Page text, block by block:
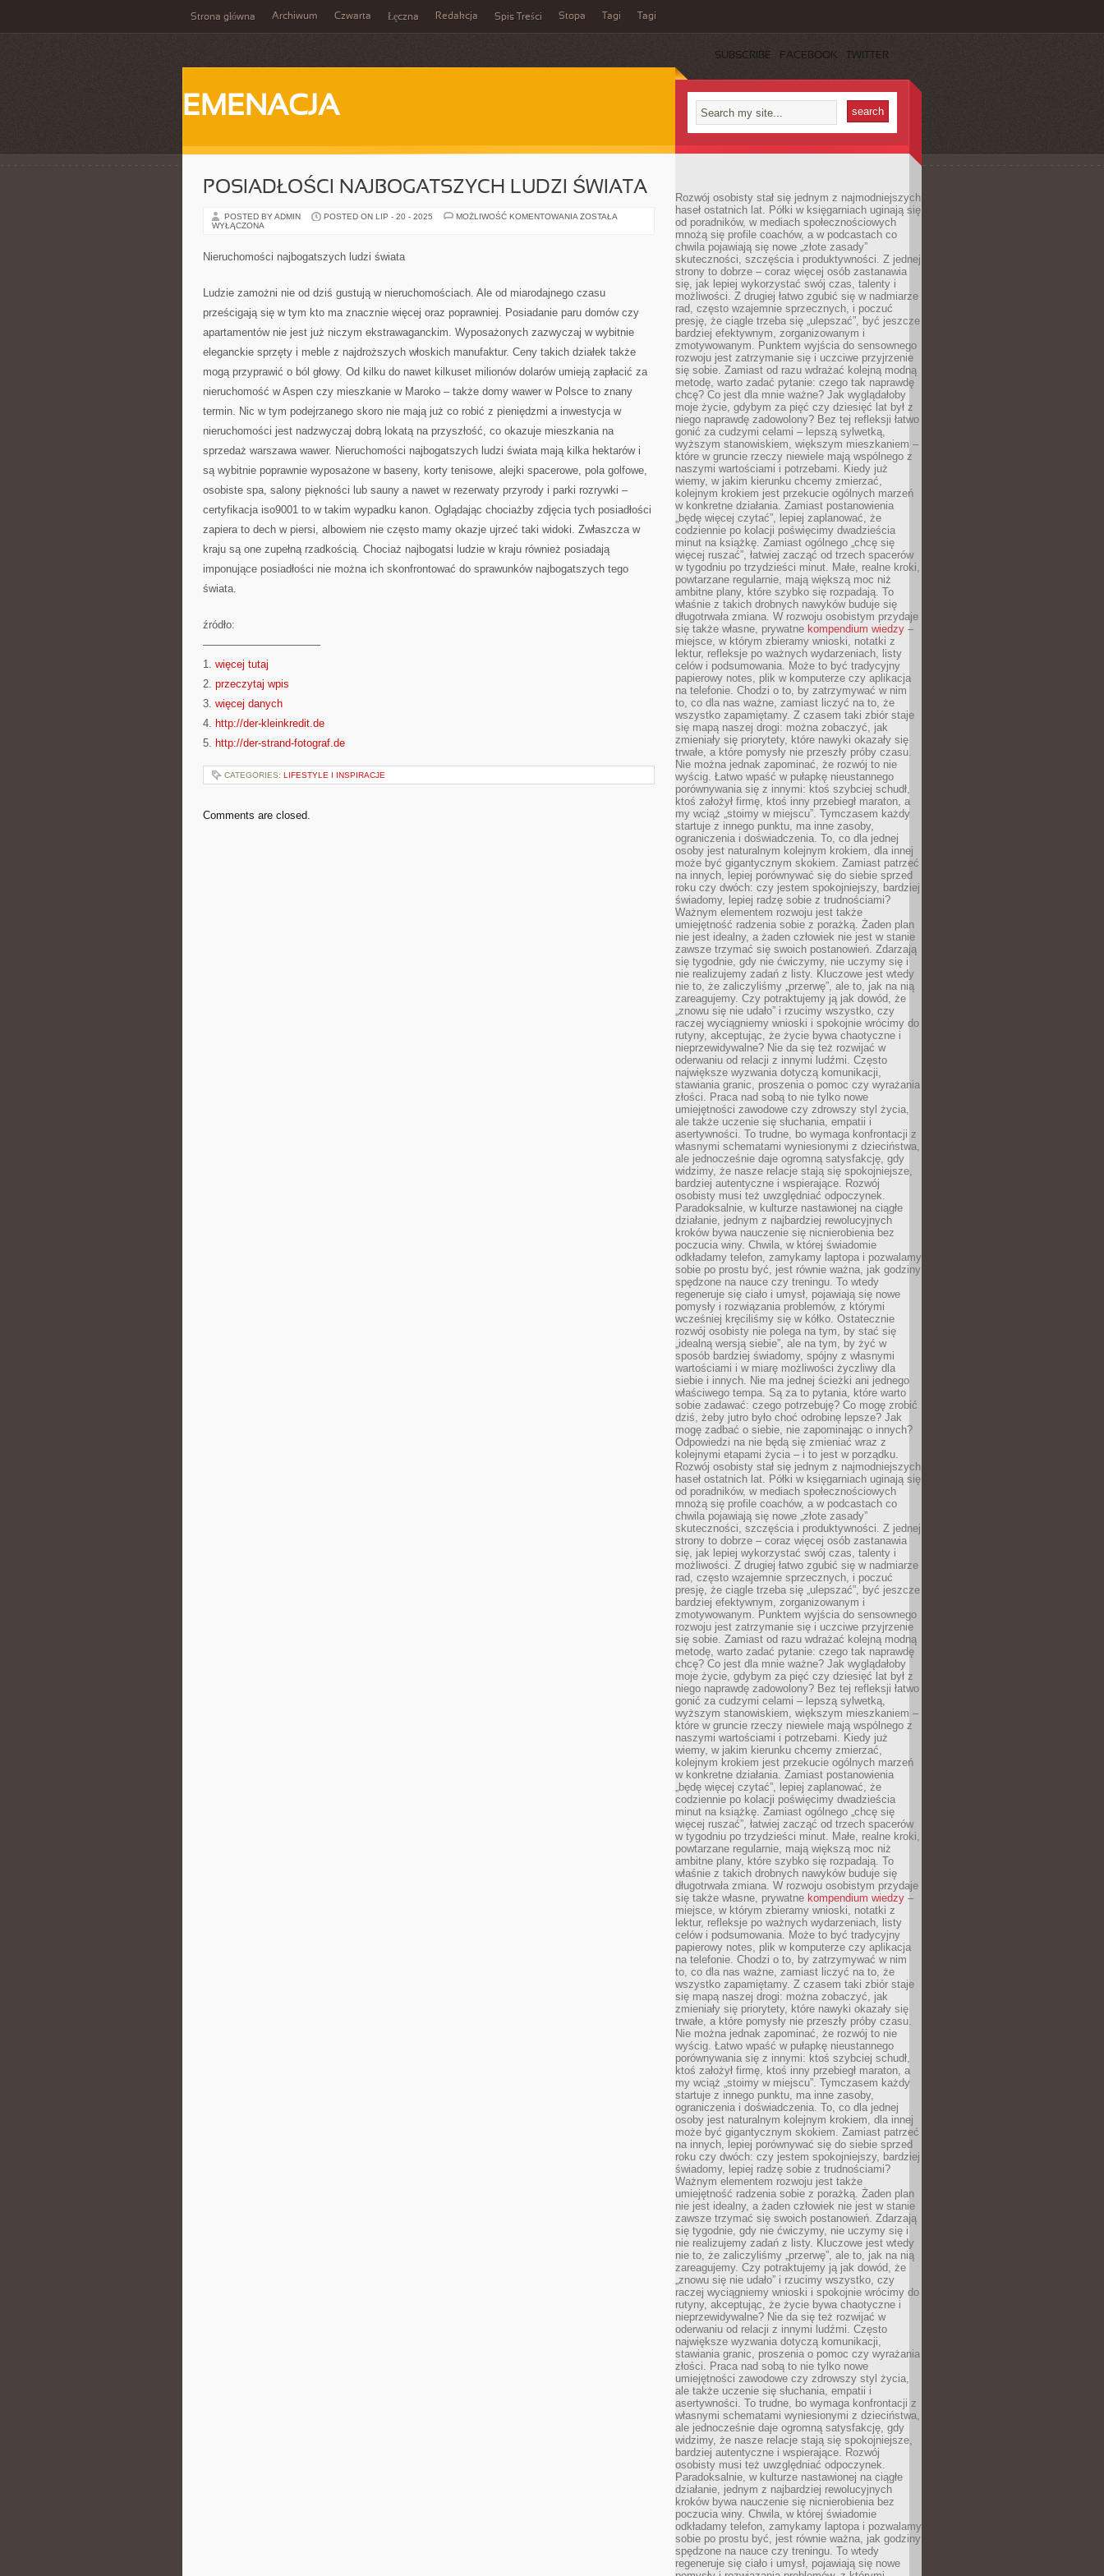
Strona główna Archiwum Czwarta Łęczna Redakcja Spis Treści Stopa Tagi Tagi
SUBSCRIBE FACEBOOK TWITTER
EMENACJA
POSIADŁOŚCI NAJBOGATSZYCH LUDZI ŚWIATA
POSTED BY ADMIN POSTED ON LIP - 20 - 2025 MOŻLIWOŚĆ KOMENTOWANIA POSIADŁOŚCI
ZOSTAŁA
WYŁĄCZONA
Nieruchomości najbogatszych ludzi świata
Ludzie zamożni nie od dziś gustują w nieruchomościach. Ale od miarodajnego czasu
prześcigają się w tym kto ma znacznie więcej oraz poprawniej. Posiadanie paru domów czy
apartamentów nie jest już niczym ekstrawaganckim. Wyposażonych zazwyczaj w wybitnie
eleganckie sprzęty i meble z najdroższych włoskich manufaktur. Ceny takich działek także
mogą przyprawić o ból głowy. Od kilku do nawet kilkuset milionów dolarów umieją zapłacić za
nieruchomość w Aspen czy mieszkanie w Maroko – także domy wawer w Polsce to znany
termin. Nic w tym podejrzanego skoro nie mają już co robić z pieniędzmi a inwestycja w
nieruchomości jest nadzwyczaj dobrą lokatą na przyszłość, co okazuje mieszkania na
sprzedaż warszawa wawer. Nieruchomości najbogatszych ludzi świata mają kilka hektarów i
są wybitnie poprawnie wyposażone w baseny, korty tenisowe, alejki spacerowe, pola golfowe,
osobiste spa, salony piękności lub sauny a nawet w rezerwaty przyrody i parki rozrywki –
certyfikacja iso9001 to w takim wypadku kanon. Oglądając chociażby zdjęcia tych posiadłości
zapiera to dech w piersi, albowiem nie często mamy okazje ujrzeć taki widoki. Zwłaszcza w
kraju są one zupełną rzadkością. Chociaż najbogatsi ludzie w kraju również posiadają
imponujące posiadłości nie można ich skonfrontować do sprawunków najbogatszych tego
świata.
źródło:
———————————
1. więcej tutaj
2. przeczytaj wpis
3. więcej danych
4. http://der-kleinkredit.de
5. http://der-strand-fotograf.de
CATEGORIES: LIFESTYLE I INSPIRACJE
Comments are closed.
Rozwój osobisty stał się jednym z najmodniejszych
haseł ostatnich lat. Półki w księgarniach uginają się
od poradników, w mediach społecznościowych
mnożą się profile coachów, a w podcastach co
chwila pojawiają się nowe „złote zasady”
skuteczności, szczęścia i produktywności. Z jednej
strony to dobrze – coraz więcej osób zastanawia
się, jak lepiej wykorzystać swój czas, talenty i
możliwości. Z drugiej łatwo zgubić się w nadmiarze
rad, często wzajemnie sprzecznych, i poczuć
presję, że ciągle trzeba się „ulepszać”, być jeszcze
bardziej efektywnym, zorganizowanym i
zmotywowanym. Punktem wyjścia do sensownego
rozwoju jest zatrzymanie się i uczciwe przyjrzenie
się sobie. Zamiast od razu wdrażać kolejną modną
metodę, warto zadać pytanie: czego tak naprawdę
chcę? Co jest dla mnie ważne? Jak wyglądałoby
moje życie, gdybym za pięć czy dziesięć lat był z
niego naprawdę zadowolony? Bez tej refleksji łatwo
gonić za cudzymi celami – lepszą sylwetką,
wyższym stanowiskiem, większym mieszkaniem –
które w gruncie rzeczy niewiele mają wspólnego z
naszymi wartościami i potrzebami. Kiedy już
wiemy, w jakim kierunku chcemy zmierzać,
kolejnym krokiem jest przekucie ogólnych marzeń
w konkretne działania. Zamiast postanowienia
„będę więcej czytać”, lepiej zaplanować, że
codziennie po kolacji poświęcimy dwadzieścia
minut na książkę. Zamiast ogólnego „chcę się
więcej ruszać”, łatwiej zacząć od trzech spacerów
w tygodniu po trzydzieści minut. Małe, realne kroki,
powtarzane regularnie, mają większą moc niż
ambitne plany, które szybko się rozpadają. To
właśnie z takich drobnych nawyków buduje się
długotrwała zmiana. W rozwoju osobistym przydaje
się także własne, prywatne kompendium wiedzy –
miejsce, w którym zbieramy wnioski, notatki z
lektur, refleksje po ważnych wydarzeniach, listy
celów i podsumowania. Może to być tradycyjny
papierowy notes, plik w komputerze czy aplikacja
na telefonie. Chodzi o to, by zatrzymywać w nim
to, co dla nas ważne, zamiast liczyć na to, że
wszystko zapamiętamy. Z czasem taki zbiór staje
się mapą naszej drogi: można zobaczyć, jak
zmieniały się priorytety, które nawyki okazały się
trwałe, a które pomysły nie przeszły próby czasu.
Nie można jednak zapominać, że rozwój to nie
wyścig. Łatwo wpaść w pułapkę nieustannego
porównywania się z innymi: ktoś szybciej schudł,
ktoś założył firmę, ktoś inny przebiegł maraton, a
my wciąż „stoimy w miejscu”. Tymczasem każdy
startuje z innego punktu, ma inne zasoby,
ograniczenia i doświadczenia. To, co dla jednej
osoby jest naturalnym kolejnym krokiem, dla innej
może być gigantycznym skokiem. Zamiast patrzeć
na innych, lepiej porównywać się do siebie sprzed
roku czy dwóch: czy jestem spokojniejszy, bardziej
świadomy, lepiej radzę sobie z trudnościami?
Ważnym elementem rozwoju jest także
umiejętność radzenia sobie z porażką. Żaden plan
nie jest idealny, a żaden człowiek nie jest w stanie
zawsze trzymać się swoich postanowień. Zdarzają
się tygodnie, gdy nie ćwiczymy, nie uczymy się i
nie realizujemy zadań z listy. Kluczowe jest wtedy
nie to, że zaliczyliśmy „przerwę”, ale to, jak na nią
zareagujemy. Czy potraktujemy ją jak dowód, że
„znowu się nie udało” i rzucimy wszystko, czy
raczej wyciągniemy wnioski i spokojnie wrócimy do
rutyny, akceptując, że życie bywa chaotyczne i
nieprzewidywalne? Nie da się też rozwijać w
oderwaniu od relacji z innymi ludźmi. Często
największe wyzwania dotyczą komunikacji,
stawiania granic, proszenia o pomoc czy wyrażania
złości. Praca nad sobą to nie tylko nowe
umiejętności zawodowe czy zdrowszy styl życia,
ale także uczenie się słuchania, empatii i
asertywności. To trudne, bo wymaga konfrontacji z
własnymi schematami wyniesionymi z dzieciństwa,
ale jednocześnie daje ogromną satysfakcję, gdy
widzimy, że nasze relacje stają się spokojniejsze,
bardziej autentyczne i wspierające. Rozwój
osobisty musi też uwzględniać odpoczynek.
Paradoksalnie, w kulturze nastawionej na ciągłe
działanie, jednym z najbardziej rewolucyjnych
kroków bywa nauczenie się nicnierobienia bez
poczucia winy. Chwila, w której świadomie
odkładamy telefon, zamykamy laptopa i pozwalamy
sobie po prostu być, jest równie ważna, jak godziny
spędzone na nauce czy treningu. To wtedy
regeneruje się ciało i umysł, pojawiają się nowe
pomysły i rozwiązania problemów, z którymi
wcześniej kręciliśmy się w kółko. Ostatecznie
rozwój osobisty nie polega na tym, by stać się
„idealną wersją siebie”, ale na tym, by żyć w
sposób bardziej świadomy, spójny z własnymi
wartościami i w miarę możliwości życzliwy dla
siebie i innych. Nie ma jednej ścieżki ani jednego
właściwego tempa. Są za to pytania, które warto
sobie zadawać: czego potrzebuję? Co mogę zrobić
dziś, żeby jutro było choć odrobinę lepsze? Jak
mogę zadbać o siebie, nie zapominając o innych?
Odpowiedzi na nie będą się zmieniać wraz z
kolejnymi etapami życia – i to jest w porządku.
Rozwój osobisty stał się jednym z najmodniejszych
haseł ostatnich lat. Półki w księgarniach uginają się
od poradników, w mediach społecznościowych
mnożą się profile coachów, a w podcastach co
chwila pojawiają się nowe „złote zasady”
skuteczności, szczęścia i produktywności. Z jednej
strony to dobrze – coraz więcej osób zastanawia
się, jak lepiej wykorzystać swój czas, talenty i
możliwości. Z drugiej łatwo zgubić się w nadmiarze
rad, często wzajemnie sprzecznych, i poczuć
presję, że ciągle trzeba się „ulepszać”, być jeszcze
bardziej efektywnym, zorganizowanym i
zmotywowanym. Punktem wyjścia do sensownego
rozwoju jest zatrzymanie się i uczciwe przyjrzenie
się sobie. Zamiast od razu wdrażać kolejną modną
metodę, warto zadać pytanie: czego tak naprawdę
chcę? Co jest dla mnie ważne? Jak wyglądałoby
moje życie, gdybym za pięć czy dziesięć lat był z
niego naprawdę zadowolony? Bez tej refleksji łatwo
gonić za cudzymi celami – lepszą sylwetką,
wyższym stanowiskiem, większym mieszkaniem –
które w gruncie rzeczy niewiele mają wspólnego z
naszymi wartościami i potrzebami. Kiedy już
wiemy, w jakim kierunku chcemy zmierzać,
kolejnym krokiem jest przekucie ogólnych marzeń
w konkretne działania. Zamiast postanowienia
„będę więcej czytać”, lepiej zaplanować, że
codziennie po kolacji poświęcimy dwadzieścia
minut na książkę. Zamiast ogólnego „chcę się
więcej ruszać”, łatwiej zacząć od trzech spacerów
w tygodniu po trzydzieści minut. Małe, realne kroki,
powtarzane regularnie, mają większą moc niż
ambitne plany, które szybko się rozpadają. To
właśnie z takich drobnych nawyków buduje się
długotrwała zmiana. W rozwoju osobistym przydaje
się także własne, prywatne kompendium wiedzy –
miejsce, w którym zbieramy wnioski, notatki z
lektur, refleksje po ważnych wydarzeniach, listy
celów i podsumowania. Może to być tradycyjny
papierowy notes, plik w komputerze czy aplikacja
na telefonie. Chodzi o to, by zatrzymywać w nim
to, co dla nas ważne, zamiast liczyć na to, że
wszystko zapamiętamy. Z czasem taki zbiór staje
się mapą naszej drogi: można zobaczyć, jak
zmieniały się priorytety, które nawyki okazały się
trwałe, a które pomysły nie przeszły próby czasu.
Nie można jednak zapominać, że rozwój to nie
wyścig. Łatwo wpaść w pułapkę nieustannego
porównywania się z innymi: ktoś szybciej schudł,
ktoś założył firmę, ktoś inny przebiegł maraton, a
my wciąż „stoimy w miejscu”. Tymczasem każdy
startuje z innego punktu, ma inne zasoby,
ograniczenia i doświadczenia. To, co dla jednej
osoby jest naturalnym kolejnym krokiem, dla innej
może być gigantycznym skokiem. Zamiast patrzeć
na innych, lepiej porównywać się do siebie sprzed
roku czy dwóch: czy jestem spokojniejszy, bardziej
świadomy, lepiej radzę sobie z trudnościami?
Ważnym elementem rozwoju jest także
umiejętność radzenia sobie z porażką. Żaden plan
nie jest idealny, a żaden człowiek nie jest w stanie
zawsze trzymać się swoich postanowień. Zdarzają
się tygodnie, gdy nie ćwiczymy, nie uczymy się i
nie realizujemy zadań z listy. Kluczowe jest wtedy
nie to, że zaliczyliśmy „przerwę”, ale to, jak na nią
zareagujemy. Czy potraktujemy ją jak dowód, że
„znowu się nie udało” i rzucimy wszystko, czy
raczej wyciągniemy wnioski i spokojnie wrócimy do
rutyny, akceptując, że życie bywa chaotyczne i
nieprzewidywalne? Nie da się też rozwijać w
oderwaniu od relacji z innymi ludźmi. Często
największe wyzwania dotyczą komunikacji,
stawiania granic, proszenia o pomoc czy wyrażania
złości. Praca nad sobą to nie tylko nowe
umiejętności zawodowe czy zdrowszy styl życia,
ale także uczenie się słuchania, empatii i
asertywności. To trudne, bo wymaga konfrontacji z
własnymi schematami wyniesionymi z dzieciństwa,
ale jednocześnie daje ogromną satysfakcję, gdy
widzimy, że nasze relacje stają się spokojniejsze,
bardziej autentyczne i wspierające. Rozwój
osobisty musi też uwzględniać odpoczynek.
Paradoksalnie, w kulturze nastawionej na ciągłe
działanie, jednym z najbardziej rewolucyjnych
kroków bywa nauczenie się nicnierobienia bez
poczucia winy. Chwila, w której świadomie
odkładamy telefon, zamykamy laptopa i pozwalamy
sobie po prostu być, jest równie ważna, jak godziny
spędzone na nauce czy treningu. To wtedy
regeneruje się ciało i umysł, pojawiają się nowe